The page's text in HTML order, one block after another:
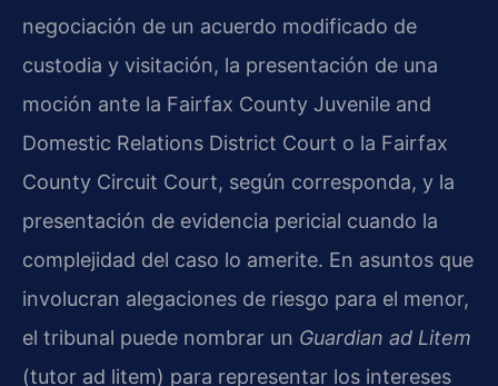
negociación de un acuerdo modificado de
custodia y visitación, la presentación de una
moción ante la Fairfax County Juvenile and
Domestic Relations District Court o la Fairfax
County Circuit Court, según corresponda, y la
presentación de evidencia pericial cuando la
complejidad del caso lo amerite. En asuntos que
involucran alegaciones de riesgo para el menor,
el tribunal puede nombrar un Guardian ad Litem
(tutor ad litem) para representar los intereses